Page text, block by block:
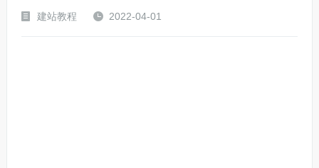
建站教程 2022-04-01